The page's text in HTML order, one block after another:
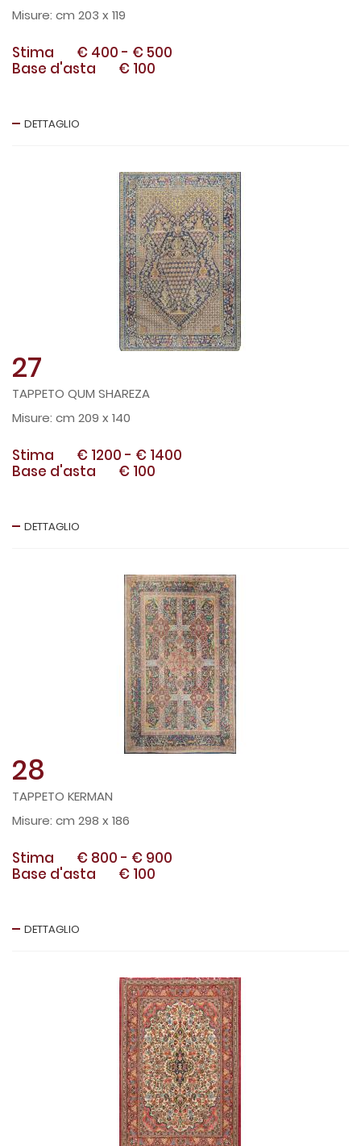
cm 203 x 119
Stima € 400 - € 500
Base d'asta
€ 100
DETTAGLIO
27
TAPPETO QUM SHAREZA
cm 209 x 140
Stima € 1200 - € 1400
Base d'asta
€ 100
DETTAGLIO
28
TAPPETO KERMAN
cm 298 x 186
Stima € 800 - € 900
Base d'asta
€ 100
DETTAGLIO